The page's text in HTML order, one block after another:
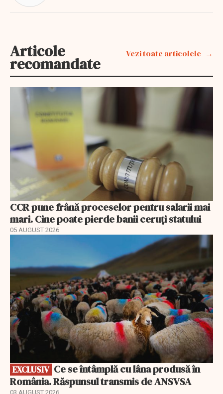
Articole
recomandate
Vezi toate articolele
CCR pune frână proceselor pentru salarii mai
mari. Cine poate pierde banii ceruți statului
05 AUGUST 2026
EXCLUSIV
România. Răspunsul transmis de ANSVSA
03 AUGUST 2026